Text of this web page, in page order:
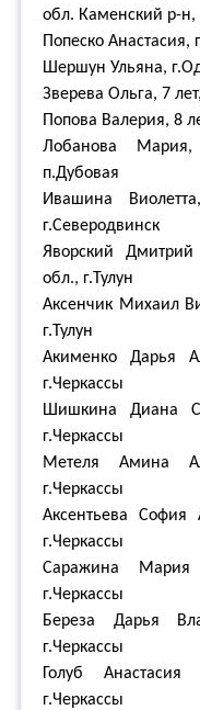
обл. Каменский р-
Попеско Анастасия,
Шершун Ульяна,
Зверева Ольга, 7
Попова Валерия, 8
Лобанова
п.Дубовая
Ивашина
г.Северодвинск
Яворский Дмитрий
обл., г.Тулун
Аксенчик Михаил
г.Тулун
Акименко Дарья
г.Черкассы
Шишкина Диана
г.Черкассы
Метеля Амина
г.Черкассы
Аксентьева София
г.Черкассы
Саражина Мария
г.Черкассы
Береза Дарья
г.Черкассы
Голуб
г.Черкассы